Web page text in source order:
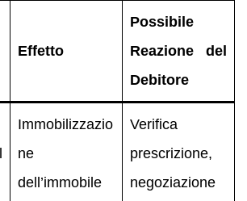
Effetto
Possibile
Reazione del
Debitore
Immobilizzazio
ne
dell’immobile
Verifica
prescrizione,
negoziazione